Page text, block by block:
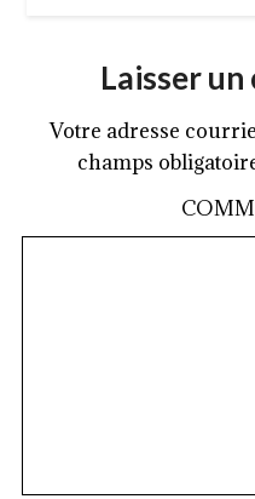
Laisser
Votre adresse
champs